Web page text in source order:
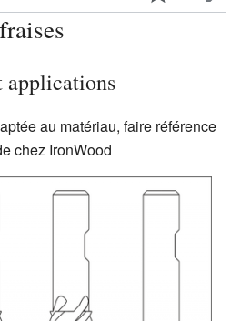
applications
au matériau, faire référence
chez IronWood